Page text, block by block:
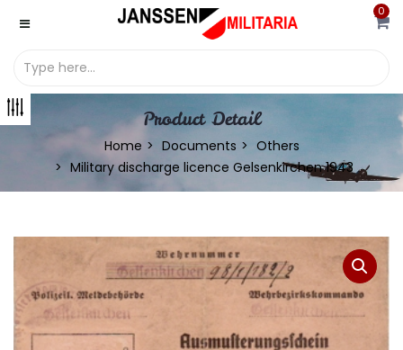
0
Product Detail
Home Documents
Others
Military discharge licence Gelsenkirchen 1943